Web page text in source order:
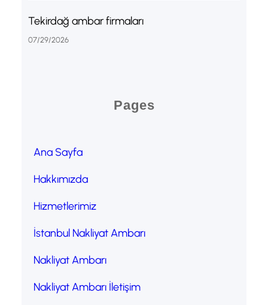
Tekirdağ ambar firmaları
07/29/2026
Pages
Ana Sayfa
Hakkımızda
Hizmetlerimiz
İstanbul Nakliyat Ambarı
Nakliyat Ambarı
Nakliyat Ambarı İletişim